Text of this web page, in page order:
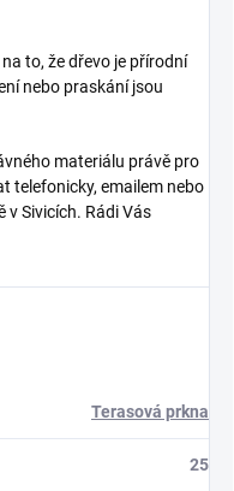
to, že dřevo je přírodní
nebo praskání jsou
materiálu právě pro
telefonicky, emailem nebo
v Sivicích. Rádi Vás
Terasová prkna
25